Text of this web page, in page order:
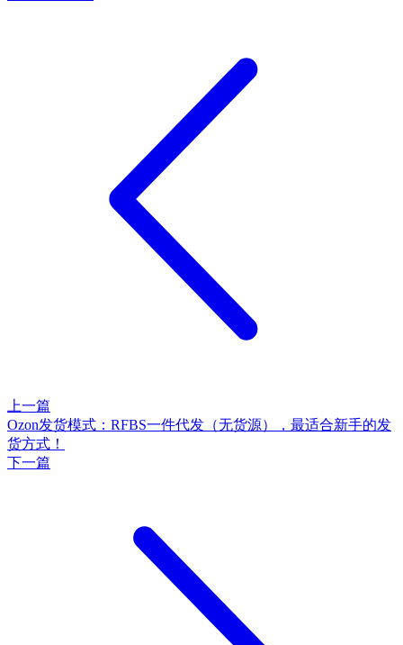
上一篇
Ozon发货模式：RFBS一件代发（无货源），最适合新手的发
货方式！
下一篇